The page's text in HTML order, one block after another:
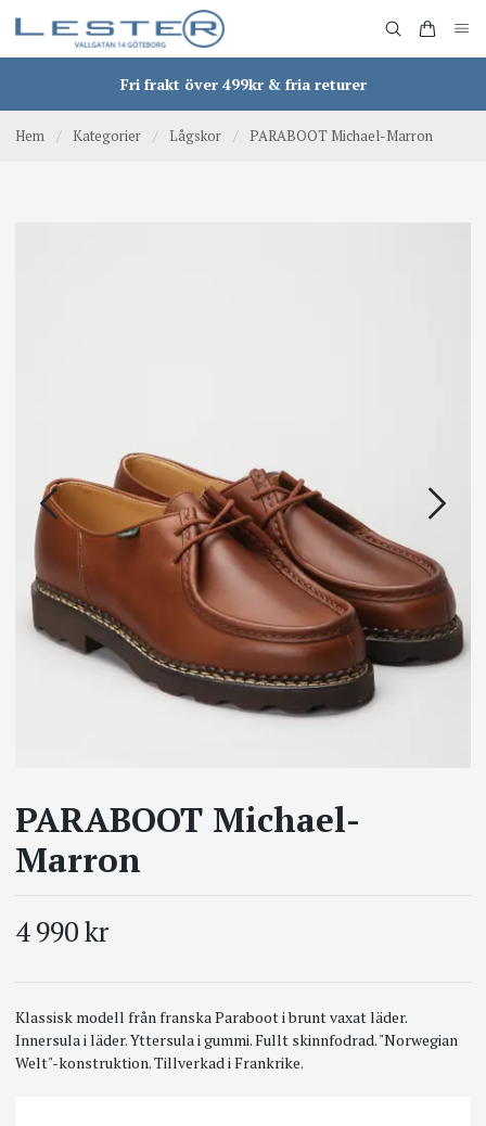
Fri frakt över 499kr & fria returer
Hem / Kategorier / Lågskor / PARABOOT Michael-Marron
PARABOOT Michael-
Marron
4 990 kr
Klassisk modell från franska Paraboot i brunt vaxat läder.
Innersula i läder. Yttersula i gummi. Fullt skinnfodrad. "Norwegian
Welt"-konstruktion. Tillverkad i Frankrike.